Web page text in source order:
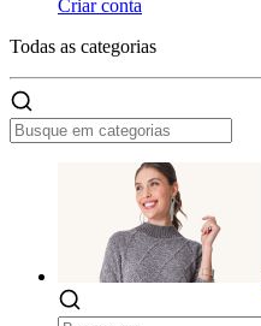
Criar conta
Todas as categorias